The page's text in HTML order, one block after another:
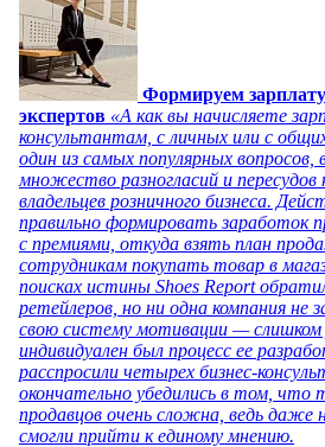
Формируем
экспертов «А как вы начисляете
консультантам, с личных или с
один из самых популярных
множество разногласий и
владельцев розничного бизнеса.
правильно формировать заработок
с премиями, откуда взять план
сотрудникам покупать товар в
поисках истины Shoes Report
ретейлеров, но ни одна компания не
свою систему мотивации —
индивидуален был процесс ее
расспросили четырех бизнес-
окончательно убедились в том, что
продавцов очень сложна, ведь даже
смогли прийти к единому мнению.